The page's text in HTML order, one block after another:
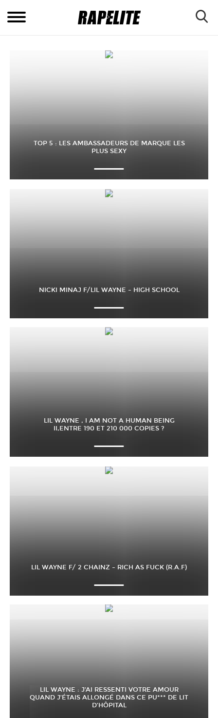
TOP 5 : LES AMBASSADEURS DE MARQUE LES
PLUS SEXY
NICKI MINAJ F/LIL WAYNE – HIGH SCHOOL
LIL WAYNE , I AM NOT A HUMAN BEING
II,ENTRE 190 ET 210 000 COPIES ?
LIL WAYNE F/ 2 CHAINZ – RICH AS FUCK (R.A.F)
LIL WAYNE : J’AI RESSENTI VOTRE AMOUR
QUAND J’ÉTAIS ALLONGÉ DANS CE PU*** DE LIT
D’HÔPITAL